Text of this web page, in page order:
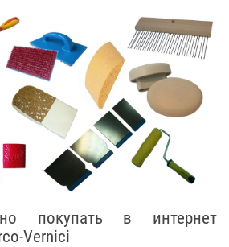
покупать в интернет
Vernici